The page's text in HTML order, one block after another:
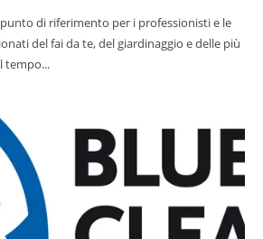
punto di riferimento per i professionisti e le
del fai da te, del giardinaggio e delle più
tempo...